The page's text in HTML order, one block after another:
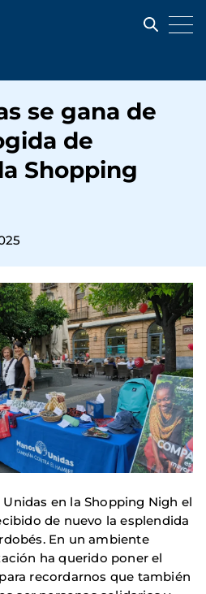
se gana de
de
Shopping
en la Shopping Nigh el
de nuevo la esplendida
En un ambiente
ha querido poner el
recordarnos que también